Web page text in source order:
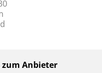
Anbieter